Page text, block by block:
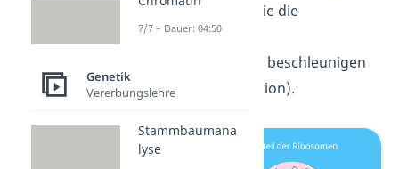
Außerdem können sie die
Proteinbiosynthese
(Proteinherstellung) beschleunigen
(= katalytische Funktion).
7/7 – Dauer: 04:50
Genetik
Vererbungslehre
Stammbaumana
lyse